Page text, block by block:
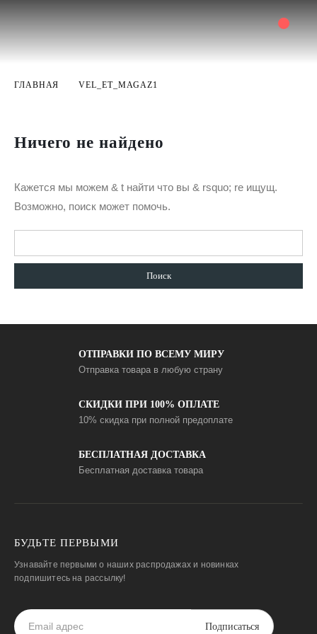
ГЛАВНАЯ VEL_ET_MAGAZ1
Ничего не найдено
Кажется мы можем & t найти что вы & rsquo; re ищущ.
Возможно, поиск может помочь.
ОТПРАВКИ ПО ВСЕМУ МИРУ
Отправка товара в любую страну
СКИДКИ ПРИ 100% ОПЛАТЕ
10% скидка при полной предоплате
БЕСПЛАТНАЯ ДОСТАВКА
Бесплатная доставка товара
БУДЬТЕ ПЕРВЫМИ
Узнавайте первыми о наших распродажах и новинках
подпишитесь на рассылку!